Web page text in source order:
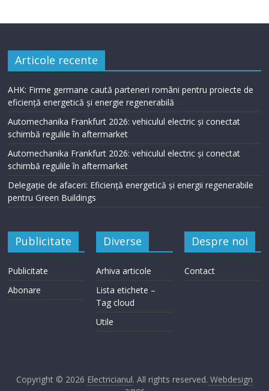
Articole recente
AHK: Firme germane caută parteneri români pentru proiecte de
eficiență energetică și energie regenerabilă
Automechanika Frankfurt 2026: vehiculul electric și conectat
schimbă regulile în aftermarket
Automechanika Frankfurt 2026: vehiculul electric și conectat
schimbă regulile în aftermarket
Delegație de afaceri: Eficiență energetică și energii regenerabile
pentru Green Buildings
Publicitate
Publicitate
Abonare
Diverse
Arhiva articole
Lista etichete –
Tag cloud
Utile
Despre noi
Contact
Copyright © 2026 Electricianul. All rights reserved. Webdesign